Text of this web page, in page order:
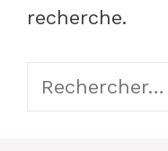
recherche.
Rechercher :